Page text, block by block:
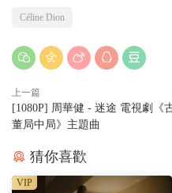
Céline Dion
上一篇
[1080P] 周華健 - 迷途 電視劇《
董局中局》主題曲
猜你喜歡
VIP